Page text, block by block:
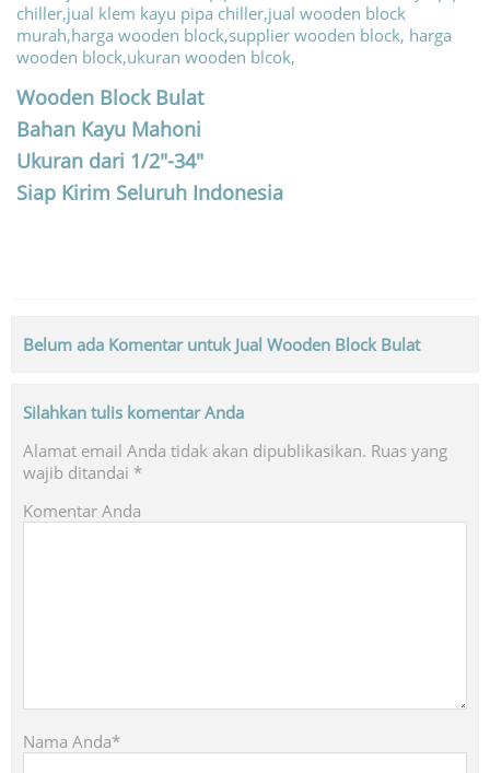
Wooden Block Bulat
Bahan Kayu Mahoni
Ukuran dari 1/2″-34″
Siap Kirim Seluruh Indonesia
Belum ada Komentar untuk Jual Wooden Block Bulat
Silahkan tulis komentar Anda
Alamat email Anda tidak akan dipublikasikan. Ruas yang
wajib ditandai *
Komentar Anda
Nama Anda*